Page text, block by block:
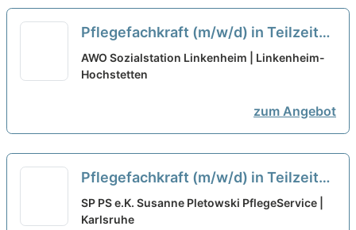
Pflegefachkraft (m/w/d) in Teilzeit
(50%) - Herzlich willkommen! neu
AWO Sozialstation Linkenheim | Linkenheim-
Hochstetten
zum Angebot
Pflegefachkraft (m/w/d) in Teilzeit
(50%) - Werden Sie Teil unseres
Teams!
SP PS e.K. Susanne Pletowski PflegeService |
Karlsruhe